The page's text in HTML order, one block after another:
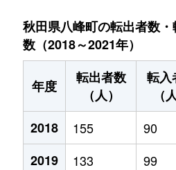
秋田県八峰町の転出者数
数（2018～2021年）
年度
転出者数
（人）
転入
（
2018
155 90
2019
133 99